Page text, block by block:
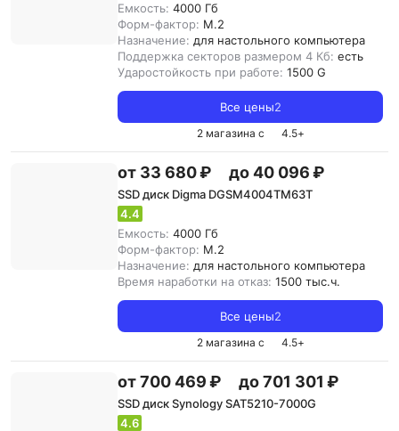
Емкость: 4000 Гб
Форм-фактор: M.2
Назначение: для настольного компьютера
Поддержка секторов размером 4 Кб: есть
Ударостойкость при работе: 1500 G
Все цены2
2 магазина с 4.5+
от 33 680 ₽ до 40 096 ₽
SSD диск Digma DGSM4004TM63T
4.4
Емкость: 4000 Гб
Форм-фактор: M.2
Назначение: для настольного компьютера
Время наработки на отказ: 1500 тыс.ч.
Все цены2
2 магазина с 4.5+
от 700 469 ₽ до 701 301 ₽
SSD диск Synology SAT5210-7000G
4.6